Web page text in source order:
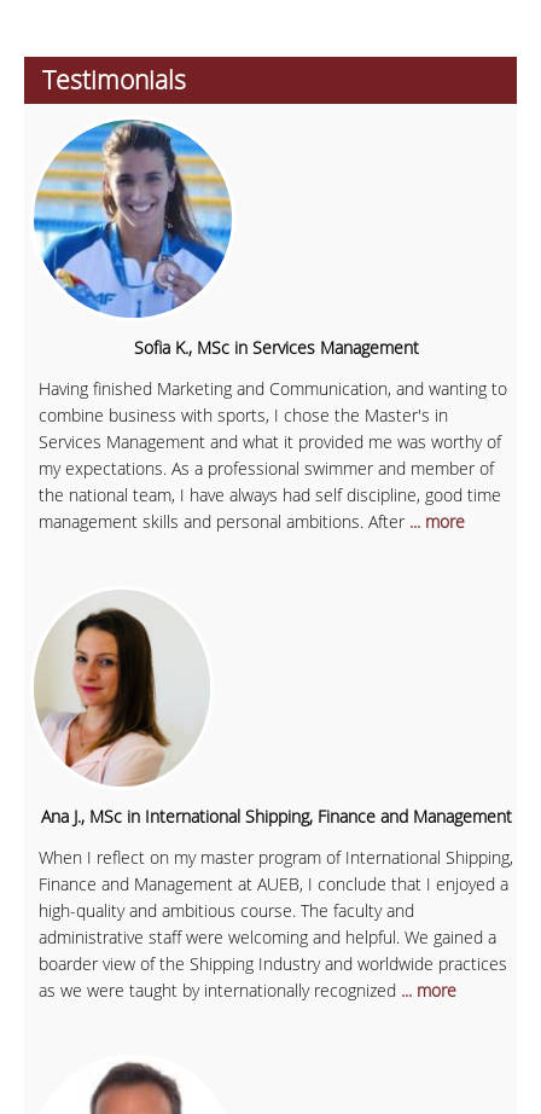
Testimonials
Sofia K., MSc in Services Management
Having finished Marketing and Communication, and wanting to
combine business with sports, I chose the Master's in
Services Management and what it provided me was worthy of
my expectations. As a professional swimmer and member of
the national team, I have always had self discipline, good time
management skills and personal ambitions. After ... more
Ana J., MSc in International Shipping, Finance and Management
When I reflect on my master program of International Shipping,
Finance and Management at AUEB, I conclude that I enjoyed a
high-quality and ambitious course. The faculty and
administrative staff were welcoming and helpful. We gained a
boarder view of the Shipping Industry and worldwide practices
as we were taught by internationally recognized ... more